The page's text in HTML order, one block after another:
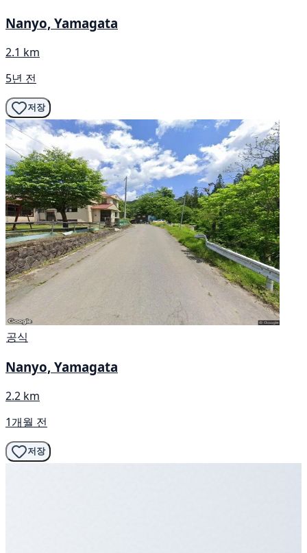
Nanyo, Yamagata
2.1 km
5년 전
저장
공식
Nanyo, Yamagata
2.2 km
1개월 전
저장